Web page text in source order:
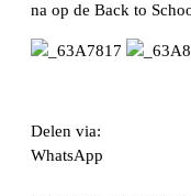
na op de Back to
Delen via:
WhatsApp